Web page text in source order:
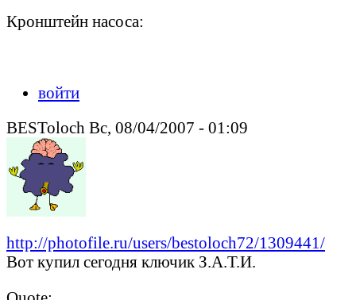
Кронштейн насоса:
войти
BESToloch Вс, 08/04/2007 - 01:09
http://photofile.ru/users/bestoloch72/1309441/
Вот купил сегодня ключик З.А.Т.И.